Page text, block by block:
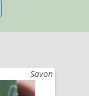
Savon